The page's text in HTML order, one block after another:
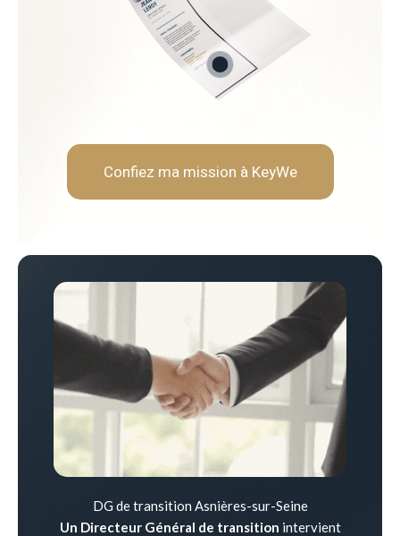
Soft Skills recherchées :
Lucidité stratégique
Neutralité & autorité
Résistance au stress
Confiez ma mission à KeyWe
DG de transition Asnières-sur-Seine
Un Directeur Général de transition intervient